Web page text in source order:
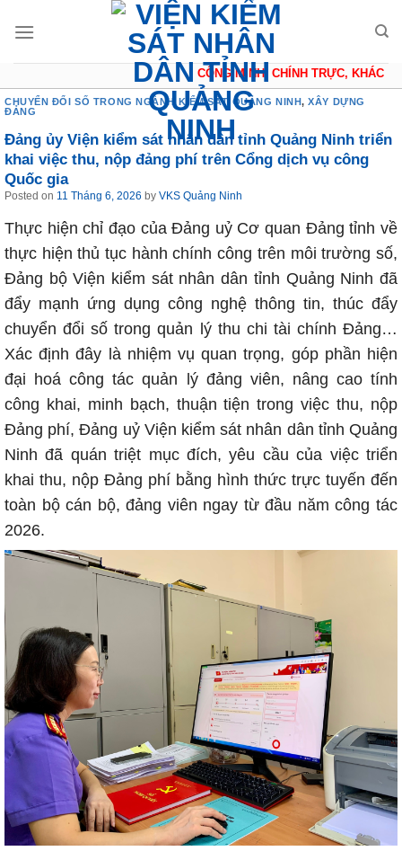
CÔNG MINH, CHÍNH TRỰC, KHÁCH
CHUYỂN ĐỔI SỐ TRONG NGÀNH KIỂM SÁT QUẢNG NINH,XÂY DỰNG
ĐẢNG
Đảng ủy Viện kiểm sát nhân dân tỉnh Quảng Ninh triển
khai việc thu, nộp đảng phí trên Cổng dịch vụ công
Quốc gia
Posted on 11 Tháng 6, 2026 by VKS Quảng Ninh
Thực hiện chỉ đạo của Đảng uỷ Cơ quan Đảng tỉnh về
thực hiện thủ tục hành chính công trên môi trường số,
Đảng bộ Viện kiểm sát nhân dân tỉnh Quảng Ninh đã
đẩy mạnh ứng dụng công nghệ thông tin, thúc đẩy
chuyển đổi số trong quản lý thu chi tài chính Đảng…
Xác định đây là nhiệm vụ quan trọng, góp phần hiện
đại hoá công tác quản lý đảng viên, nâng cao tính
công khai, minh bạch, thuận tiện trong việc thu, nộp
Đảng phí, Đảng uỷ Viện kiểm sát nhân dân tỉnh Quảng
Ninh đã quán triệt mục đích, yêu cầu của việc triển
khai thu, nộp Đảng phí bằng hình thức trực tuyến đến
toàn bộ cán bộ, đảng viên ngay từ đầu năm công tác
2026.